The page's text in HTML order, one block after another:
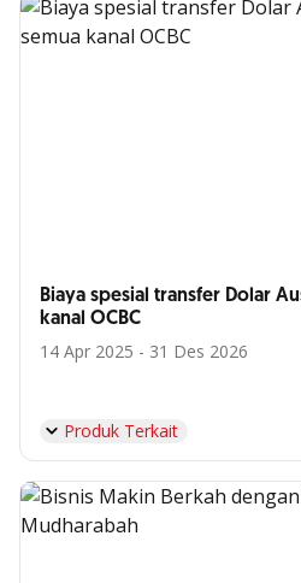
Biaya spesial transfer Dolar
kanal OCBC
14 Apr 2025 - 31 Des 2026
Produk Terkait